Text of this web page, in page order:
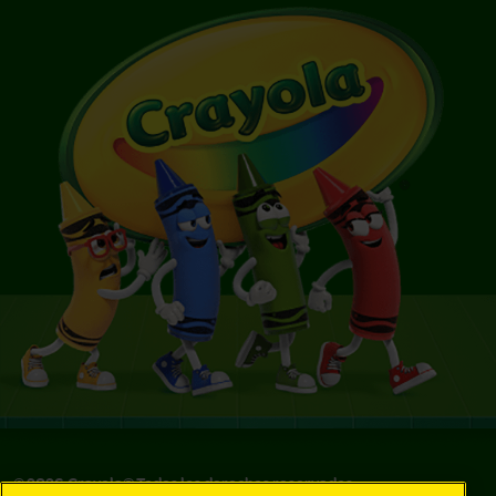
©2026Crayola® Todos los derechos reservados.